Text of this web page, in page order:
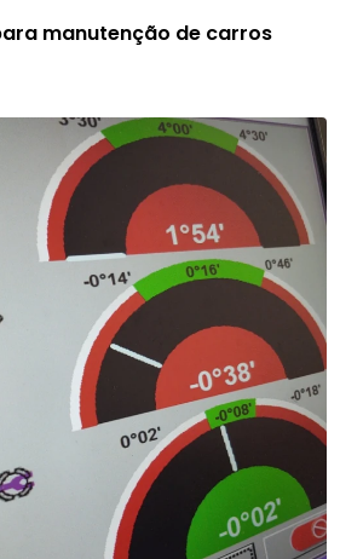
manutenção de carros